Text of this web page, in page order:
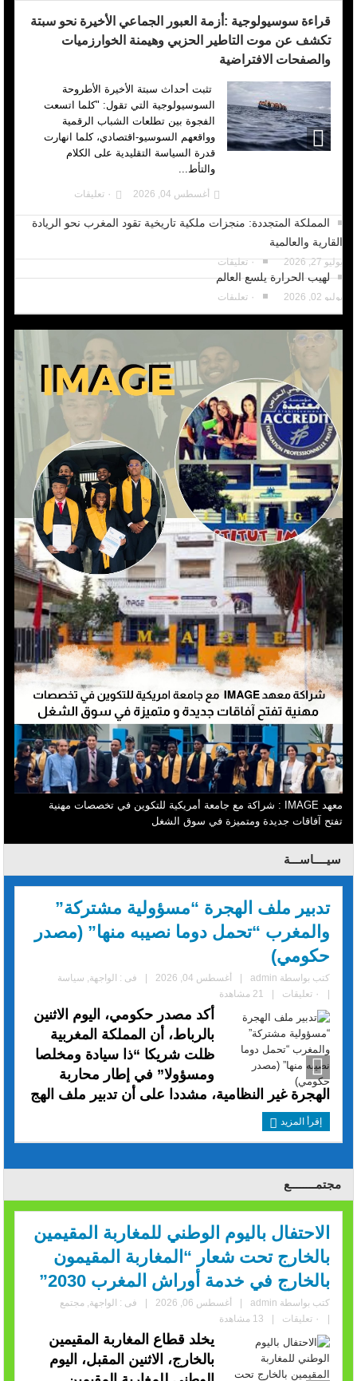
قراءة سوسيولوجية :أزمة العبور الجماعي الأخيرة نحو سبتة
تكشف عن موت التاطير الحزبي وهيمنة الخوارزميات
والصفحات الافتراضية
تثبت أحداث سبتة الأخيرة الأطروحة
السوسيولوجية التي تقول: "كلما اتسعت
الفجوة بين تطلعات الشباب الرقمية
وواقعهم السوسيو-اقتصادي، كلما انهارت
قدرة السياسة التقليدية على الكلام
والتأط...
أغسطس 04, 2026 ٠ تعليقات
المملكة المتجددة: منجزات ملكية تاريخية تقود المغرب نحو الريادة
القارية والعالمية
يوليو 27, 2026 ٠ تعليقات
لهيب الحرارة يلسع العالم
يوليو 02, 2026 ٠ تعليقات
معهد IMAGE : شراكة مع جامعة أمريكية للتكوين في تخصصات مهنية
تفتح آفاقات جديدة ومتميزة في سوق الشغل
سيــــاســـة
تدبير ملف الهجرة “مسؤولية مشتركة”
والمغرب “تحمل دوما نصيبه منها” (مصدر
حكومي)
كتب بواسطة admin أغسطس 04, 2026 فى : الواجهة, سياسة
٠ تعليقات 21 مشاهدة
أكد مصدر حكومي، اليوم الاثنين
بالرباط، أن المملكة المغربية
ظلت شريكا “ذا سيادة ومخلصا
ومسؤولا” في إطار محاربة
الهجرة غير النظامية، مشددا على أن تدبير ملف الهج
إقرأ المزيد
مجتمــــــــع
الاحتفال باليوم الوطني للمغاربة المقيمين
بالخارج تحت شعار “المغاربة المقيمون
بالخارج في خدمة أوراش المغرب 2030”
كتب بواسطة admin أغسطس 06, 2026 فى : الواجهة,مجتمع
٠ تعليقات 13 مشاهدة
يخلد قطاع المغاربة المقيمين
بالخارج، الاثنين المقبل، اليوم